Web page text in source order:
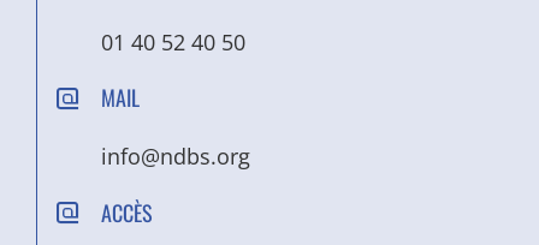
01 40 52 40 50
MAIL
info@ndbs.org
ACCÈS